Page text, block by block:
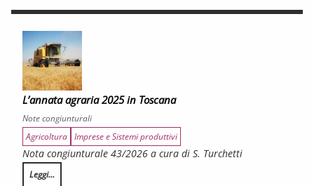
L’annata agraria 2025 in Toscana
Note congiunturali
Agricoltura Imprese e Sistemi produttivi
Nota congiunturale 43/2026 a cura di S. Turchetti
Leggi...
L’annata agraria 2025 in Toscana